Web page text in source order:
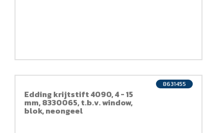
Edding krijtstift 4090, 4 - 15
mm, 8330065, t.b.v. window,
blok, neongeel
8631455